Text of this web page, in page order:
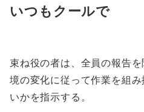
いつもクールで
束ね役の者は、全員の報告
境の変化に従って作業を組
いかを指示する。